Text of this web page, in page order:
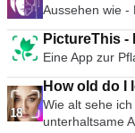
Aussehen wie -
PictureThis -
Eine App zur
How old do I
Wie alt sehe
unterhaltsame